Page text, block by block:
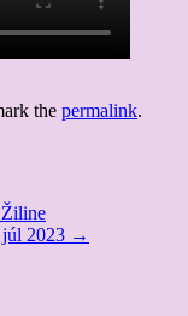
the permalink.
Žiline
2023 →